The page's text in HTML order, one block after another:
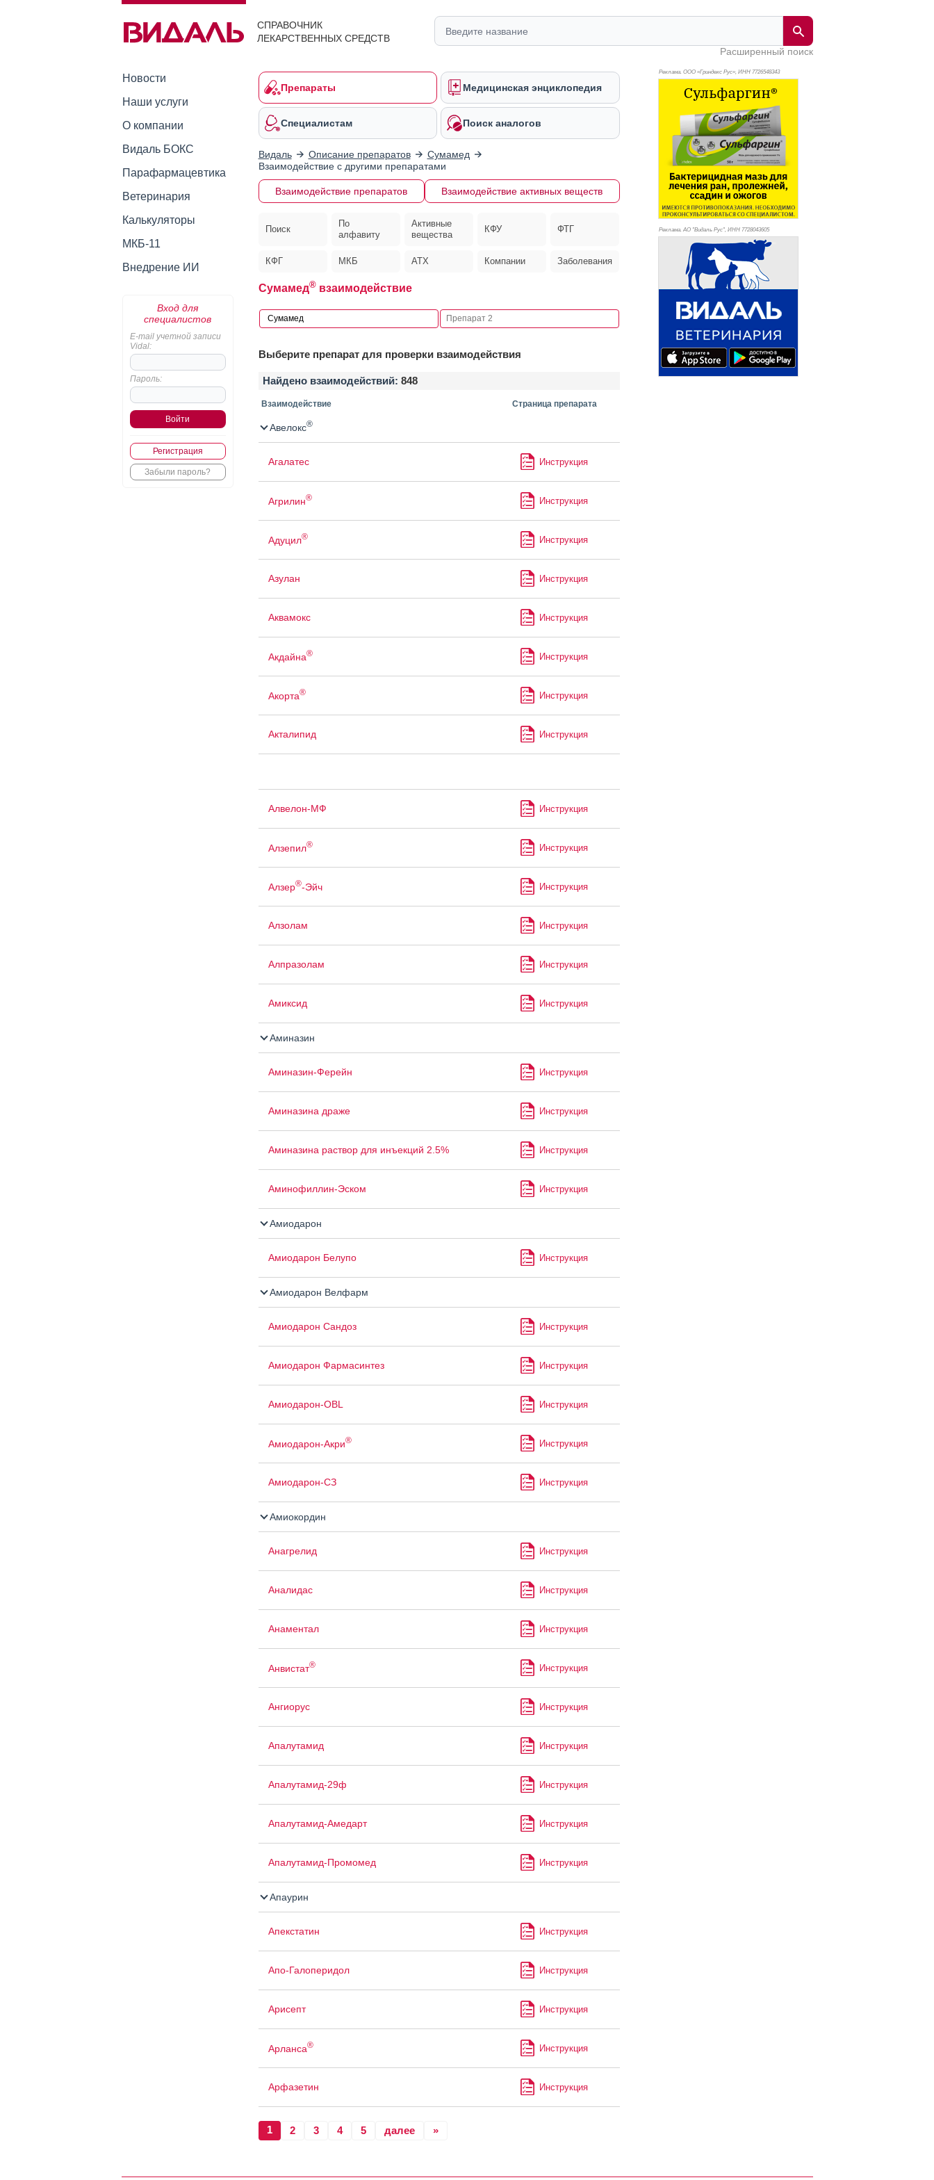
СПРАВОЧНИК
ЛЕКАРСТВЕННЫХ СРЕДСТВ
Расширенный поиск
Новости
Наши услуги
О компании
Видаль БОКС
Парафармацевтика
Ветеринария
Калькуляторы
МКБ-11
Внедрение ИИ
Вход для
специалистов
E-mail учетной записи
Vidal:
Пароль:
Регистрация
Забыли пароль?
Препараты Медицинская энциклопедия
Специалистам Поиск аналогов
Видаль Описание препаратов
Сумамед
Взаимодействие с другими препаратами
Взаимодействие препаратов Взаимодействие активных веществ
Поиск
По
алфавиту
Активные
вещества
КФУ ФТГ
КФГ МКБ АТХ Компании Заболевания
Сумамед®взаимодействие
Выберите препарат для проверки взаимодействия
Найдено взаимодействий: 848
Взаимодействие Страница препарата
Авелокс®
Агалатес Инструкция
Агрилин® Инструкция
Адуцил® Инструкция
Азулан Инструкция
Аквамокс Инструкция
Акдайна® Инструкция
Акорта® Инструкция
Акталипид Инструкция
Алвелон-МФ Инструкция
Алзепил® Инструкция
Алзер®-Эйч Инструкция
Алзолам Инструкция
Алпразолам Инструкция
Амиксид Инструкция
Аминазин
Аминазин-Ферейн Инструкция
Аминазина драже Инструкция
Аминазина раствор для инъекций 2.5% Инструкция
Аминофиллин-Эском Инструкция
Амиодарон
Амиодарон Белупо Инструкция
Амиодарон Велфарм
Амиодарон Сандоз Инструкция
Амиодарон Фармасинтез Инструкция
Амиодарон-OBL Инструкция
Амиодарон-Акри® Инструкция
Амиодарон-СЗ Инструкция
Амиокордин
Анагрелид Инструкция
Аналидас Инструкция
Анаментал Инструкция
Анвистат® Инструкция
Ангиорус Инструкция
Апалутамид Инструкция
Апалутамид-29ф Инструкция
Апалутамид-Амедарт Инструкция
Апалутамид-Промомед Инструкция
Апаурин
Апекстатин Инструкция
Апо-Галоперидол Инструкция
Арисепт Инструкция
Арланса® Инструкция
Арфазетин Инструкция
1 2 3 4 5 далее »
Реклама. ООО «Гриндекс Рус», ИНН 7726548343
Реклама. АО "Видаль Рус", ИНН 7728043605